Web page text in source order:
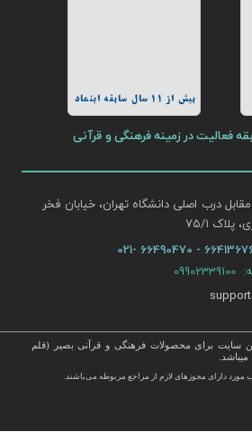
سایت برای محصولات فرهنگی و قرآنی بصیر (قلم
مورد دارای مجوزهای لازم از مراجع مربوطه می‌باشند.
نفیس , قرآن عروس , کتب نفیس و معطر , کتاب چرمی و سایر محصولات
بیش از 11 سال سابقه اینماد
مقابل درب اصلی دانشگاه تهران، خیابان فخر
۷۵/۱​​​​​​​